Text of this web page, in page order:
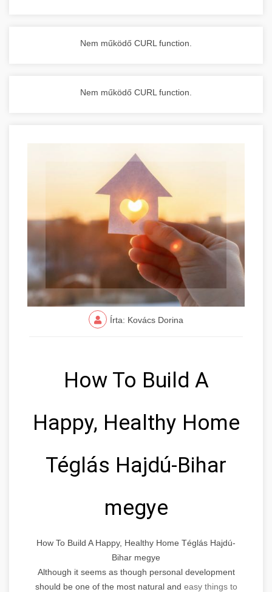
Nem működő CURL function.
Nem működő CURL function.
Írta: Kovács Dorina
How To Build A
Happy, Healthy Home
Téglás Hajdú-Bihar
megye
How To Build A Happy, Healthy Home Téglás Hajdú-
Bihar megye
Although it seems as though personal development
should be one of the most natural and easy things to